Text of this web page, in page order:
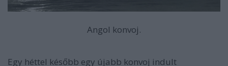
Angol konvoj.
Egy héttel később egy újabb konvoj indult